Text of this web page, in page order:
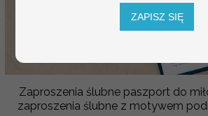
Zaproszenia ślubne paszport do
zaproszenia ślubne z motywem
ZAPISZ SIĘ